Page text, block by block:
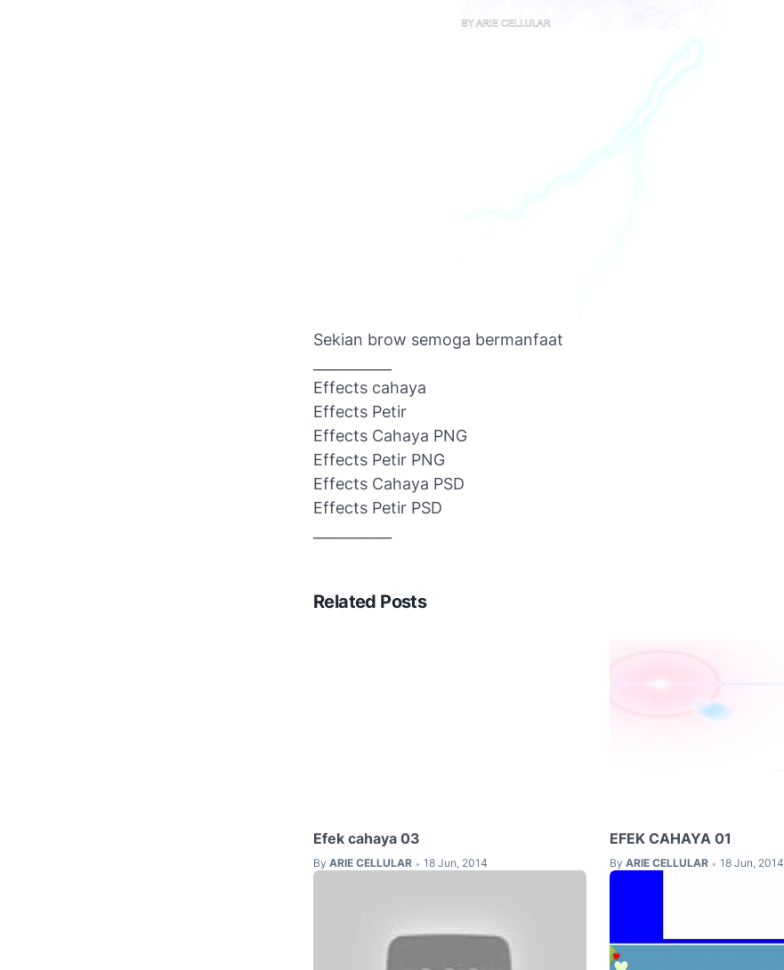
Sekian brow semoga bermanfaat
Effects cahaya
Effects Petir
Effects Cahaya PNG
Effects Petir PNG
Effects Cahaya PSD
Effects Petir PSD
Related Posts
Efek cahaya 03
By ARIE CELLULAR • 18 Jun, 2014
EFEK CAHAYA 01
By ARIE CELLULAR • 18 Jun, 2014